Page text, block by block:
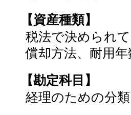
【資産種類】
税法で決められ
償却方法、耐用
【勘定科目】
経理のための分